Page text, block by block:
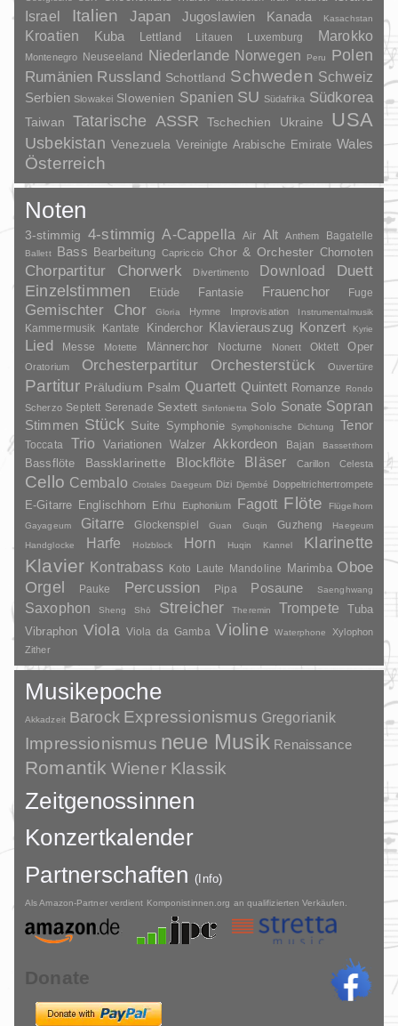
Israel
Italien Japan Jugoslawien Kanada Kasachstan
Kroatien Kuba Lettland Litauen Luxemburg Marokko
Montenegro Neuseeland Niederlande Norwegen Peru
Polen
Rumänien Russland Schottland Schweden Schweiz
Serbien Slowakei Slowenien Spanien SU Südafrika Südkorea
Taiwan Tatarische ASSR Tschechien Ukraine USA
Usbekistan Venezuela Vereinigte Arabische Emirate Wales
Österreich
Noten
3-stimmig 4-stimmig A-Cappella Air Alt Anthem Bagatelle
Ballett Bass Bearbeitung Capriccio Chor & Orchester Chornoten
Chorpartitur Chorwerk Divertimento Download
Duett
Einzelstimmen
Etüde Fantasie Frauenchor Fuge
Gemischter Chor Gloria Hymne Improvisation Instrumentalmusik
Kammermusik Kantate Kinderchor Klavierauszug Konzert Kyrie
Lied Messe Motette Männerchor Nocturne Nonett Oktett Oper
Oratorium Orchesterpartitur Orchesterstück Ouvertüre
Partitur Präludium Psalm Quartett Quintett Romanze Rondo
Scherzo Septett Serenade Sextett Sinfonietta Solo Sonate Sopran
Stimmen Stück Suite Symphonie Symphonische Dichtung Tenor
Toccata Trio Variationen Walzer Akkordeon Bajan Bassetthorn
Bassflöte Bassklarinette Blockflöte Bläser Carillon Celesta
Cello Cembalo Crotales Daegeum Dizi Djembé Doppeltrichtertrompete
E-Gitarre Englischhorn Erhu Euphonium Fagott Flöte
Flügelhorn
Gayageum
Gitarre Glockenspiel Guan Guqin Guzheng
Haegeum
Handglocke
Harfe Holzblock Horn Huqin Kannel Klarinette
Klavier Kontrabass Koto Laute Mandoline Marimba Oboe
Orgel Pauke Percussion Pipa Posaune Saenghwang
Saxophon Sheng Shō Streicher Theremin Trompete
Tuba
Vibraphon Viola Viola da Gamba Violine Waterphone
Xylophon
Zither
Musikepoche
Akkadzeit Barock Expressionismus Gregorianik
Impressionismus neue Musik Renaissance
Romantik Wiener Klassik
Zeitgenossinnen
Konzertkalender
Partnerschaften(Info)
Als Amazon-Partner verdient Komponistinnen.org an qualifizierten Verkäufen.
Donate